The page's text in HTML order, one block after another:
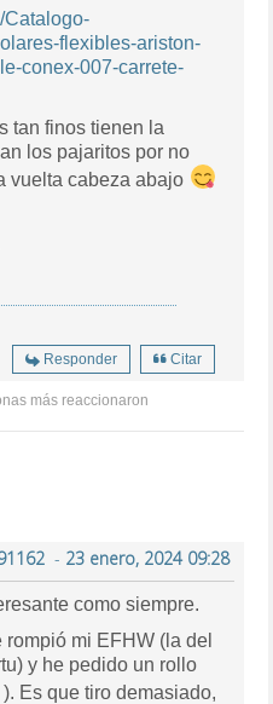
Catalogo-
flexibles-ariston-
conex-007-carrete-
tan finos tienen la
los pajaritos por no
vuelta cabeza abajo
Responder Citar
más reaccionaron
- 23 enero, 2024 09:28
como siempre.
mi EFHW (la del
y he pedido un rollo
). Es que tiro demasiado,